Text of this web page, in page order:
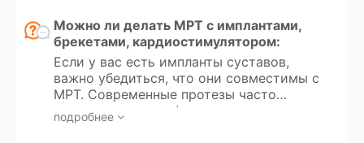
прохождении обследования и пройти
его в частной клинике на платной
основе.
Можно ли делать МРТ с имплантами,
брекетами, кардиостимулятором:
Если у вас есть импланты суставов,
важно убедиться, что они совместимы с
МРТ. Современные протезы часто
изготовлены из неферромагнитных
материалов, но перед обследованием
подробнее